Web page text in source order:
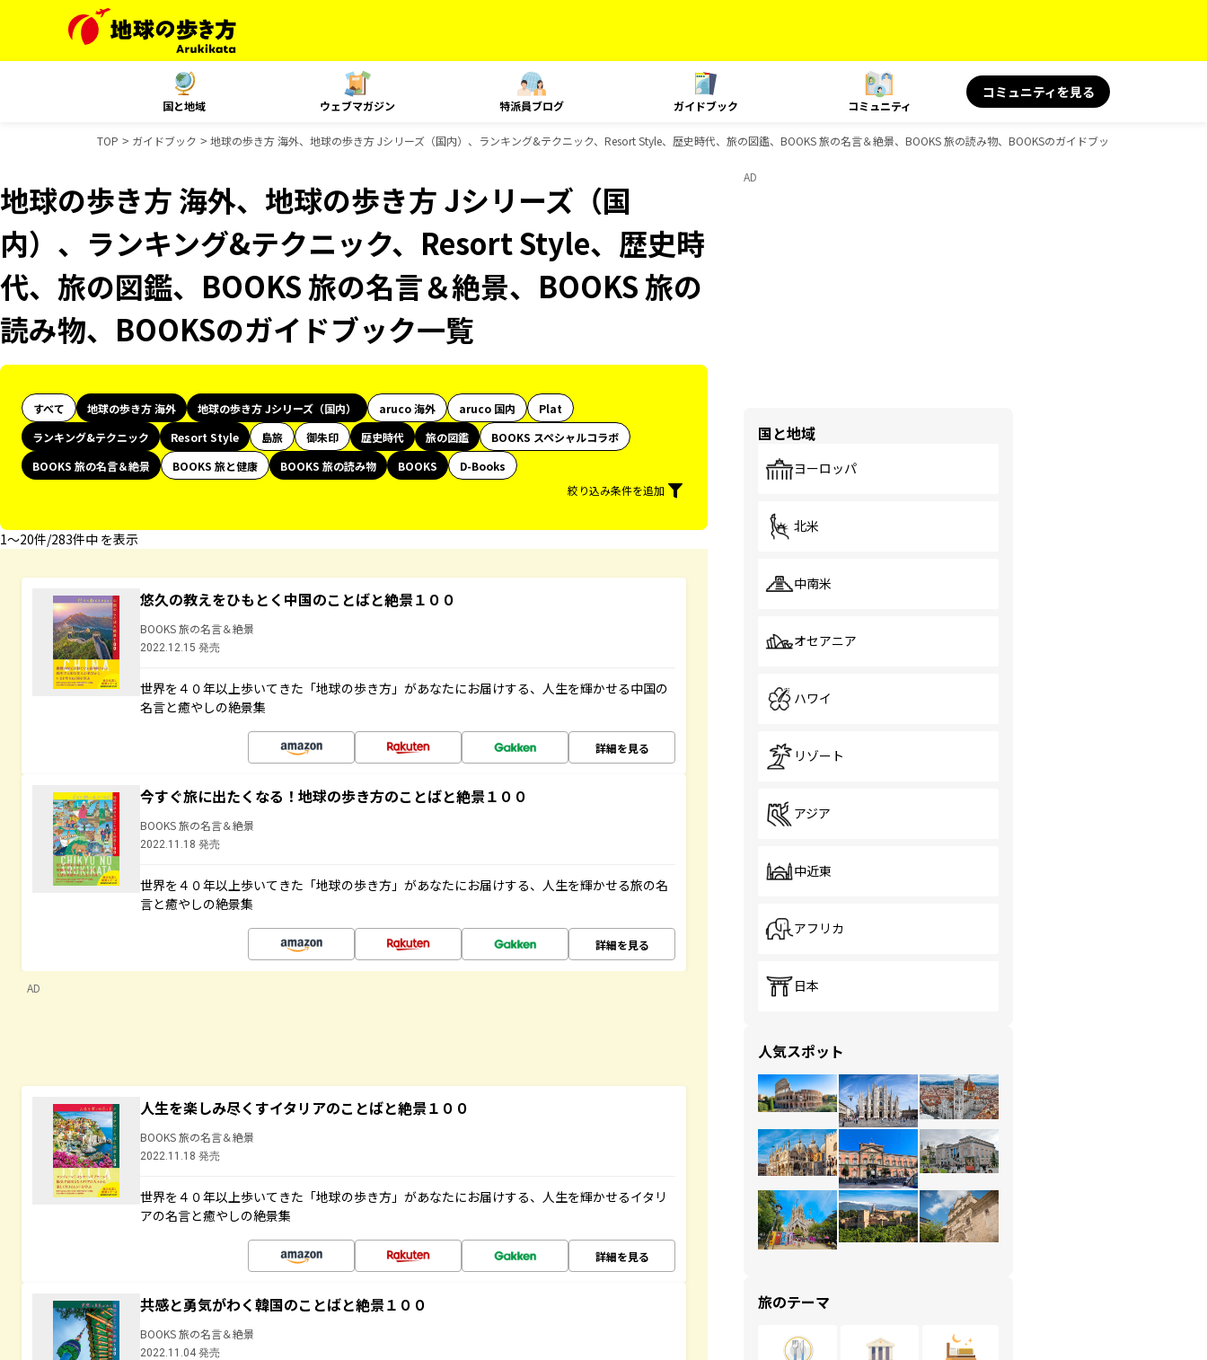
国と地域 ウェブマガジン 特派員ブログ ガイドブック コミュニティ
コミュニティを見る
TOP ガイドブック 地球の歩き方 海外、地球の歩き方 Jシリーズ（国内）、ランキング&テクニック、Resort Style、歴史時代、旅の図鑑、BOOKS 旅の名言＆絶景、BOOKS 旅の読み物、BOOKSのガイドブック一覧
地球の歩き方 海外、地球の歩き方 Jシリーズ（国
内）、ランキング&テクニック、Resort Style、歴史時
代、旅の図鑑、BOOKS 旅の名言＆絶景、BOOKS 旅の
読み物、BOOKSのガイドブック一覧
すべて 地球の歩き方 海外 地球の歩き方 Jシリーズ（国内） aruco 海外 aruco 国内
Plat
ランキング&テクニック
Resort Style 島旅 御朱印 歴史時代 旅の図鑑
BOOKS スペシャルコラボ
BOOKS 旅の名言＆絶景
BOOKS 旅と健康 BOOKS 旅の読み物 BOOKS
D-Books
絞り込み条件を追加
1〜20件/283件中 を表示
悠久の教えをひもとく中国のことばと絶景１００
BOOKS 旅の名言＆絶景
2022.12.15 発売
世界を４０年以上歩いてきた「地球の歩き方」があなたにお届けする、人生を輝かせる中国の
名言と癒やしの絶景集
詳細を見る
今すぐ旅に出たくなる！地球の歩き方のことばと絶景１００
BOOKS 旅の名言＆絶景
2022.11.18 発売
世界を４０年以上歩いてきた「地球の歩き方」があなたにお届けする、人生を輝かせる旅の名
言と癒やしの絶景集
詳細を見る
AD
人生を楽しみ尽くすイタリアのことばと絶景１００
BOOKS 旅の名言＆絶景
2022.11.18 発売
世界を４０年以上歩いてきた「地球の歩き方」があなたにお届けする、人生を輝かせるイタリ
アの名言と癒やしの絶景集
詳細を見る
共感と勇気がわく韓国のことばと絶景１００
BOOKS 旅の名言＆絶景
2022.11.04 発売
AD
国と地域
ヨーロッパ
北米
中南米
オセアニア
ハワイ
リゾート
アジア
中近東
アフリカ
日本
人気スポット
旅のテーマ